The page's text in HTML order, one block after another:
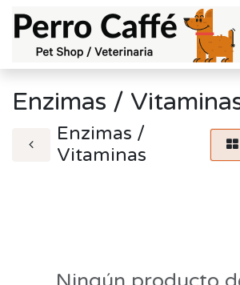
Enzimas /
Enzimas /
Vitaminas